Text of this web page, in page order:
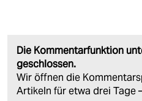
Die Kommentarfunktion
geschlossen.
Wir öffnen die
Artikeln für etwa drei Tage